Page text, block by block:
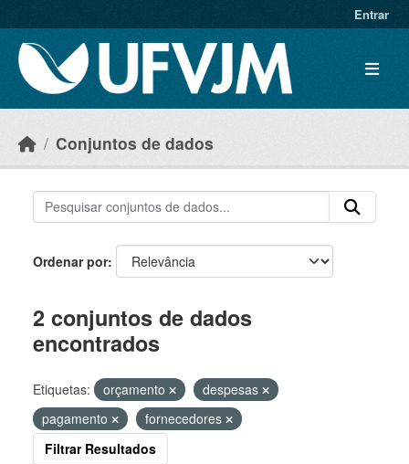
Entrar
Conjuntos de dados
Ordenar por
2 conjuntos de dados
encontrados
Etiquetas: orçamento
despesas
pagamento
fornecedores
Filtrar Resultados